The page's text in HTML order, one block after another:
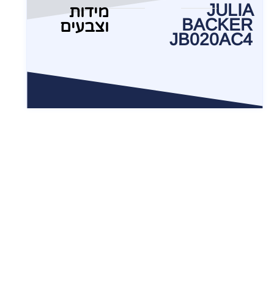
JULIA
BACKER
JB020AC4
מידות
וצבעים